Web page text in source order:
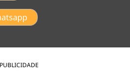
PUBLICIDADE